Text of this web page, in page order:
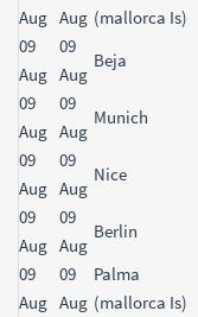
Aug Aug (mallorca Is)
09
Aug
09
Aug
Beja
09
Aug
09
Aug
Munich
09
Aug
09
Aug
Nice
09
Aug
09
Aug
Berlin
09
Aug
09
Aug
Palma
(mallorca Is)